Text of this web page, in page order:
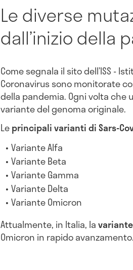
Le diverse
dall’inizio della
Come segnala il sito dell’ISS -
Coronavirus sono monitorate
della pandemia. Ogni volta che
variante del genoma originale.
Leprincipali varianti di Sars-
Variante Alfa
Variante Beta
Variante Gamma
Variante Delta
Variante Omicron
Attualmente, in Italia, la
Omicron in rapido avanzamento.